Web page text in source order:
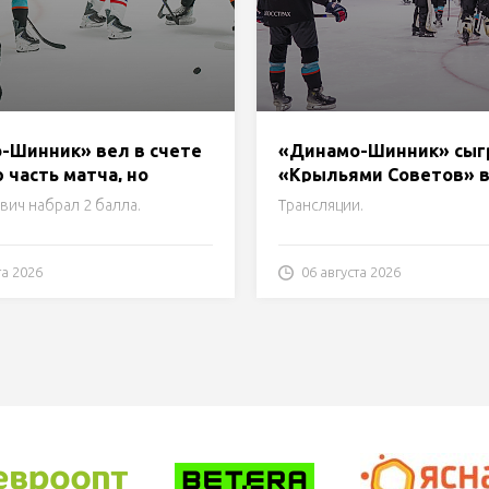
Шинник» вел в счете
матча, но
и уступил
набрал 2 балла.
2026
«Динамо-Шинник»
«Крыльями Советов»
день Кубка
Трансляции.
06 августа 2026